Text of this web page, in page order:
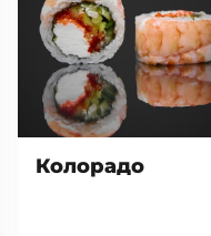
Колорадо